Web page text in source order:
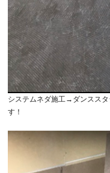
システムネダ施工→ダンスス
す！